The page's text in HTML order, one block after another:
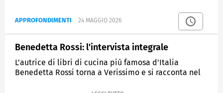
APPROFONDIMENTI 24 MAGGIO 2026
Benedetta Rossi: l'intervista integrale
L'autrice di libri di cucina più famosa d'Italia
Benedetta Rossi torna a Verissimo e si racconta nel